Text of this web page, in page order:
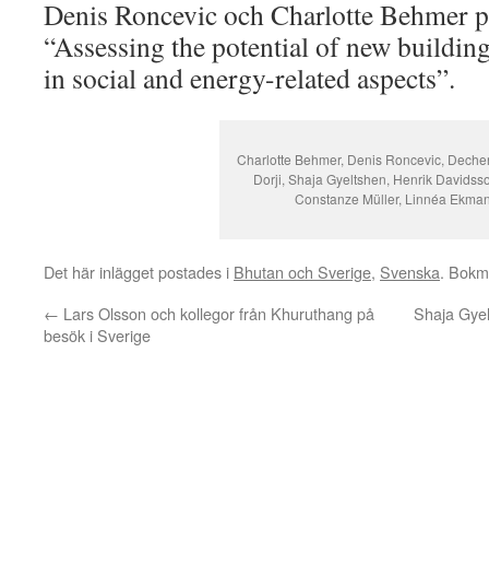
Denis Roncevic och Charlotte Behmer
“Assessing the potential of new
in social and energy-related aspects”.
Charlotte Behmer, Denis Roncevic,
Dorji, Shaja Gyeltshen, Henrik
Constanze Müller, Linnéa
Det här inlägget postades i Bhutan och Sverige, Svenska.
← Lars Olsson och kollegor från Khuruthang på
besök i Sverige
Shaja